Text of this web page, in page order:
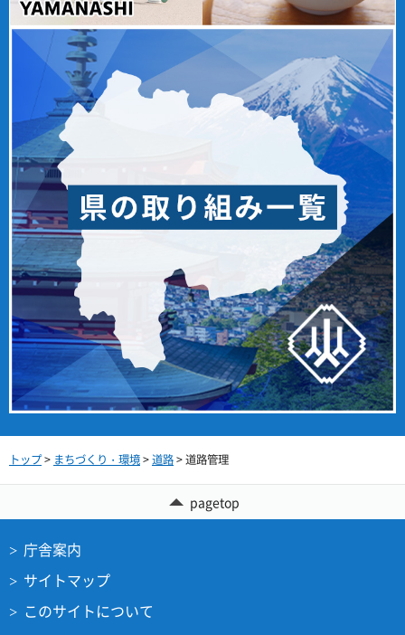
トップ> まちづくり・環境>道路> 道路管理
pagetop
庁舎案内
サイトマップ
このサイトについて